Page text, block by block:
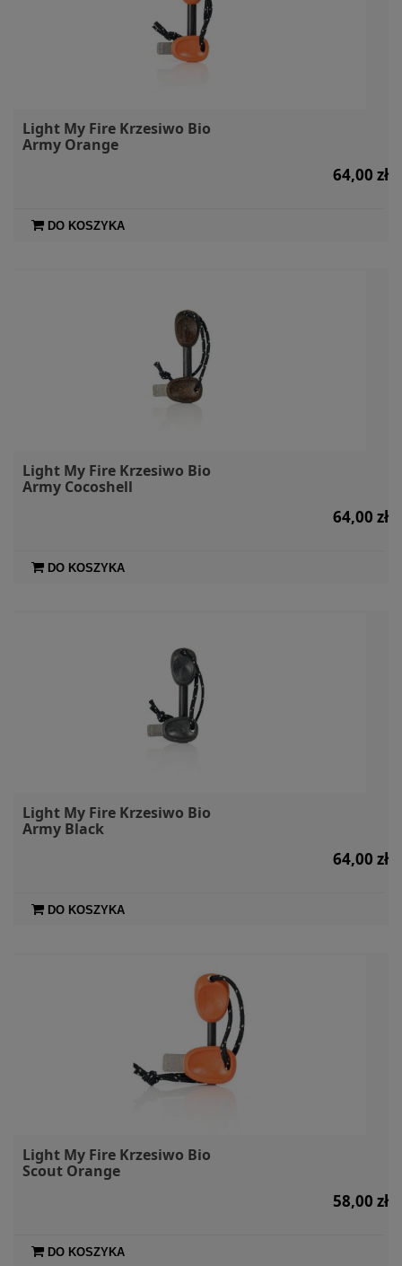
Light My Fire Krzesiwo Bio
Army Orange
64,00 zł
DO KOSZYKA
Light My Fire Krzesiwo Bio
Army Cocoshell
64,00 zł
DO KOSZYKA
Light My Fire Krzesiwo Bio
Army Black
64,00 zł
DO KOSZYKA
Light My Fire Krzesiwo Bio
Scout Orange
58,00 zł
DO KOSZYKA